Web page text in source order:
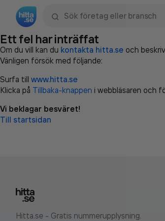
Ett fel har inträffat
Om du vill kan du kontakta hitta.se och
Vänligen försök med följande:
Surfa till www.hitta.se
Klicka på Tillbaka-knappen i webbläsaren och
Vi beklagar besväret!
Till startsidan
Hitta.se - Gratis nummerupplysning.